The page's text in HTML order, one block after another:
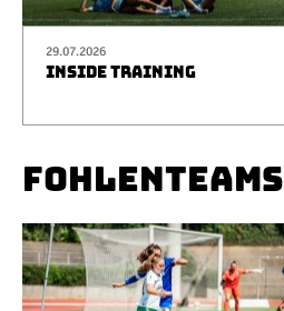
29.07.2026
INSIDE TRAINING
FOHLENTEAMS